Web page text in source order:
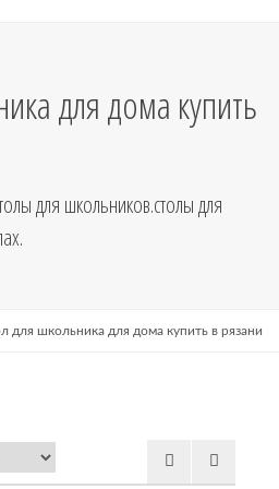
для дома купить
для школьников.столы для
для школьника для дома купить в рязани